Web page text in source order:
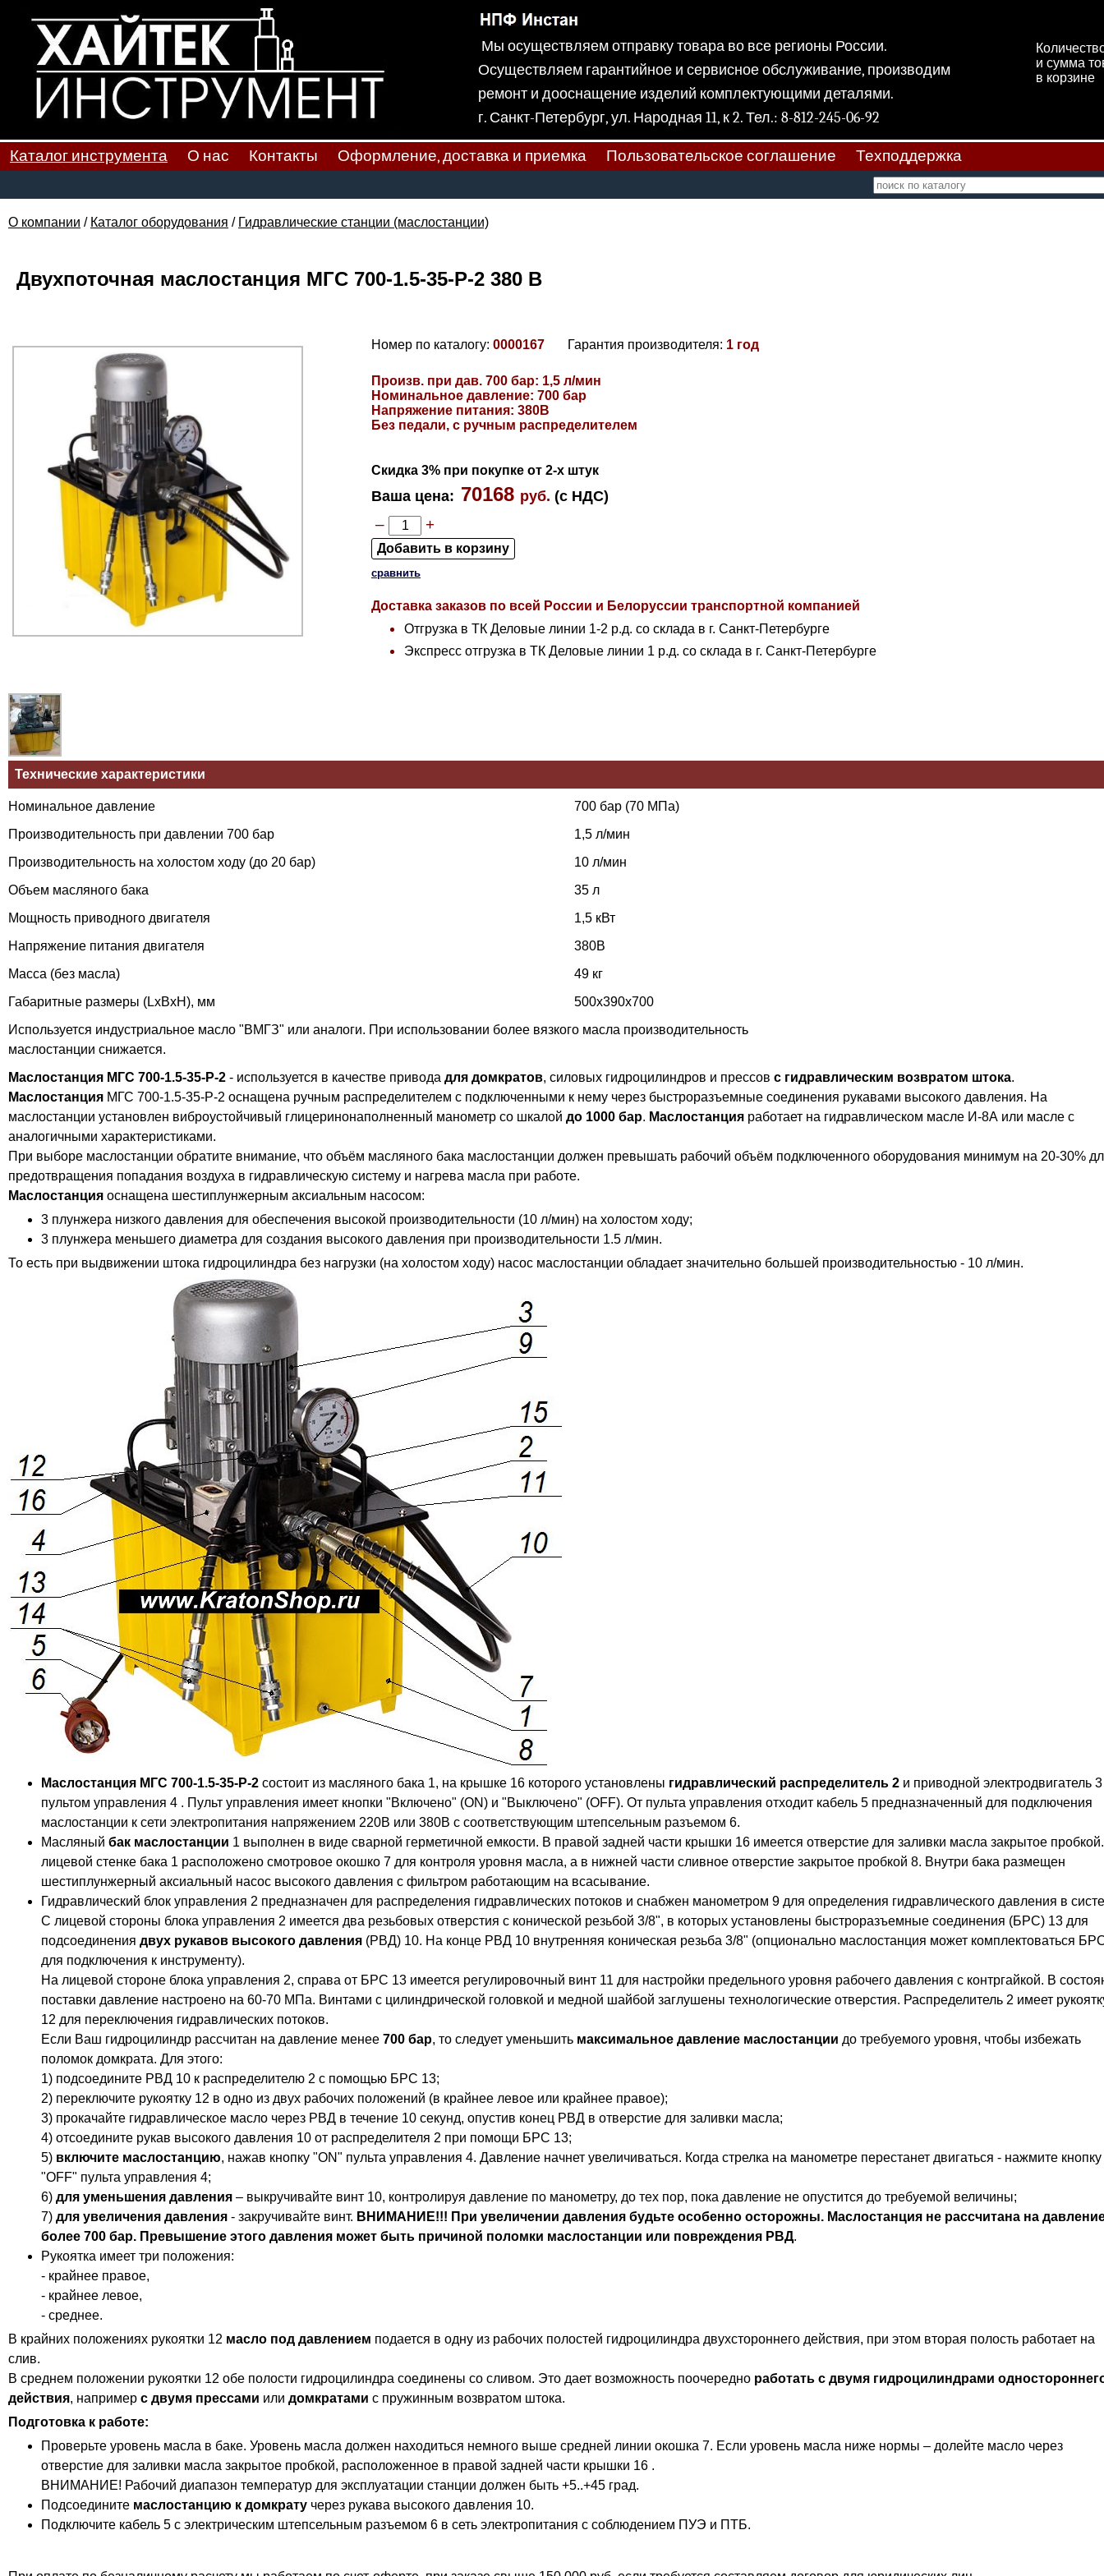
Мы осуществляем отправку товара во все регионы России.
Осуществляем гарантийное и сервисное обслуживание, производим
ремонт и дооснащение изделий комплектующими деталями.
г. Санкт-Петербург, ул. Народная 11, к 2. Тел.: 8-812-245-06-92
и сумма
в корзине
Каталог инструмента О нас Контакты Оформление, доставка и приемка Пользовательское соглашение Техподдержка
О компании / Каталог оборудования / Гидравлические станции (маслостанции)
Двухпоточная маслостанция МГС 700-1.5-35-Р-2 380 В
Номер по каталогу: 0000167 Гарантия производителя: 1 год
Произв. при дав. 700 бар: 1,5 л/мин
Номинальное давление: 700 бар
Напряжение питания: 380В
Без педали, с ручным распределителем
Скидка 3% при покупке от 2-х штук
Ваша цена: 70168 руб. (с НДС)
– +
сравнить
Доставка заказов по всей России и Белоруссии транспортной компанией
Отгрузка в ТК Деловые линии 1-2 р.д. со склада в г. Санкт-Петербурге
Экспресс отгрузка в ТК Деловые линии 1 р.д. со склада в г. Санкт-Петербурге
Технические характеристики
Номинальное давление
700 бар (70 МПа)
Производительность при давлении 700 бар
1,5 л/мин
Производительность на холостом ходу (до 20 бар)
10 л/мин
Объем масляного бака
35 л
Мощность приводного двигателя
1,5 кВт
Напряжение питания двигателя
380В
Масса (без масла)
49 кг
Габаритные размеры (LxBхH), мм
500х390х700
Используется индустриальное масло "ВМГЗ" или аналоги. При использовании более вязкого масла производительность
маслостанции снижается.
Маслостанция МГС 700-1.5-35-Р-2 - используется в качестве привода для домкратов, силовых гидроцилиндров и прессов с гидравлическим возвратом штока.
Маслостанция МГС 700-1.5-35-Р-2 оснащена ручным распределителем с подключенными к нему через быстроразъемные соединения рукавами высокого давления. На
маслостанции установлен виброустойчивый глицеринонаполненный манометр со шкалой до 1000 бар. Маслостанция работает на гидравлическом масле И-8А или масле с
аналогичными характеристиками.
При выборе маслостанции обратите внимание, что объём масляного бака маслостанции должен превышать рабочий объём подключенного оборудования минимум на 20-30%
предотвращения попадания воздуха в гидравлическую систему и нагрева масла при работе.
Маслостанция оснащена шестиплунжерным аксиальным насосом:
3 плунжера низкого давления для обеспечения высокой производительности (10 л/мин) на холостом ходу;
3 плунжера меньшего диаметра для создания высокого давления при производительности 1.5 л/мин.
То есть при выдвижении штока гидроцилиндра без нагрузки (на холостом ходу) насос маслостанции обладает значительно большей производительностью - 10 л/мин.
Маслостанция МГС 700-1.5-35-Р-2 состоит из масляного бака 1, на крышке 16 которого установлены гидравлический распределитель 2 и приводной электродвигатель
пультом управления 4 . Пульт управления имеет кнопки "Включено" (ON) и "Выключено" (OFF). От пульта управления отходит кабель 5 предназначенный для подключения
маслостанции к сети электропитания напряжением 220В или 380В с соответствующим штепсельным разъемом 6.
Масляный бак маслостанции 1 выполнен в виде сварной герметичной емкости. В правой задней части крышки 16 имеется отверстие для заливки масла закрытое
лицевой стенке бака 1 расположено смотровое окошко 7 для контроля уровня масла, а в нижней части сливное отверстие закрытое пробкой 8. Внутри бака размещен
шестиплунжерный аксиальный насос высокого давления с фильтром работающим на всасывание.
Гидравлический блок управления 2 предназначен для распределения гидравлических потоков и снабжен манометром 9 для определения гидравлического давления в
С лицевой стороны блока управления 2 имеется два резьбовых отверстия с конической резьбой 3/8", в которых установлены быстроразъемные соединения (БРС) 13 для
подсоединения двух рукавов высокого давления (РВД) 10. На конце РВД 10 внутренняя коническая резьба 3/8" (опционально маслостанция может комплектоваться
для подключения к инструменту).
На лицевой стороне блока управления 2, справа от БРС 13 имеется регулировочный винт 11 для настройки предельного уровня рабочего давления с контргайкой. В
поставки давление настроено на 60-70 МПа. Винтами с цилиндрической головкой и медной шайбой заглушены технологические отверстия. Распределитель 2 имеет
12 для переключения гидравлических потоков.
Если Ваш гидроцилиндр рассчитан на давление менее 700 бар, то следует уменьшить максимальное давление маслостанции до требуемого уровня, чтобы избежать
поломок домкрата. Для этого:
1) подсоедините РВД 10 к распределителю 2 с помощью БРС 13;
2) переключите рукоятку 12 в одно из двух рабочих положений (в крайнее левое или крайнее правое);
3) прокачайте гидравлическое масло через РВД в течение 10 секунд, опустив конец РВД в отверстие для заливки масла;
4) отсоедините рукав высокого давления 10 от распределителя 2 при помощи БРС 13;
5) включите маслостанцию, нажав кнопку "ON" пульта управления 4. Давление начнет увеличиваться. Когда стрелка на манометре перестанет двигаться - нажмите кнопку
"OFF" пульта управления 4;
6) для уменьшения давления – выкручивайте винт 10, контролируя давление по манометру, до тех пор, пока давление не опустится до требуемой величины;
7) для увеличения давления - закручивайте винт. ВНИМАНИЕ!!! При увеличении давления будьте особенно осторожны. Маслостанция не рассчитана на
более 700 бар. Превышение этого давления может быть причиной поломки маслостанции или повреждения РВД.
Рукоятка имеет три положения:
- крайнее правое,
- крайнее левое,
- среднее.
В крайних положениях рукоятки 12 масло под давлением подается в одну из рабочих полостей гидроцилиндра двухстороннего действия, при этом вторая полость работает на
слив.
В среднем положении рукоятки 12 обе полости гидроцилиндра соединены со сливом. Это дает возможность поочередно работать с двумя гидроцилиндрами
действия, например с двумя прессами или домкратами с пружинным возвратом штока.
Подготовка к работе:
Проверьте уровень масла в баке. Уровень масла должен находиться немного выше средней линии окошка 7. Если уровень масла ниже нормы – долейте масло через
отверстие для заливки масла закрытое пробкой, расположенное в правой задней части крышки 16 .
ВНИМАНИЕ! Рабочий диапазон температур для эксплуатации станции должен быть +5..+45 град.
Подсоедините маслостанцию к домкрату через рукава высокого давления 10.
Подключите кабель 5 с электрическим штепсельным разъемом 6 в сеть электропитания с соблюдением ПУЭ и ПТБ.